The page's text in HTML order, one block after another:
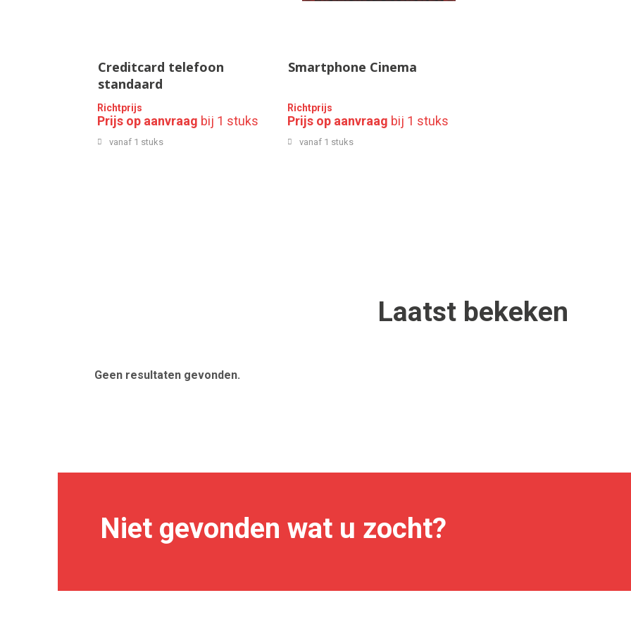
Creditcard telefoon
standaard
Richtprijs
Prijs op aanvraag bij 1 stuks
vanaf 1 stuks
Smartphone Cinema
Richtprijs
Prijs op aanvraag bij 1 stuks
vanaf 1 stuks
Laatst bekeken
Geen resultaten gevonden.
Niet gevonden wat u zocht?